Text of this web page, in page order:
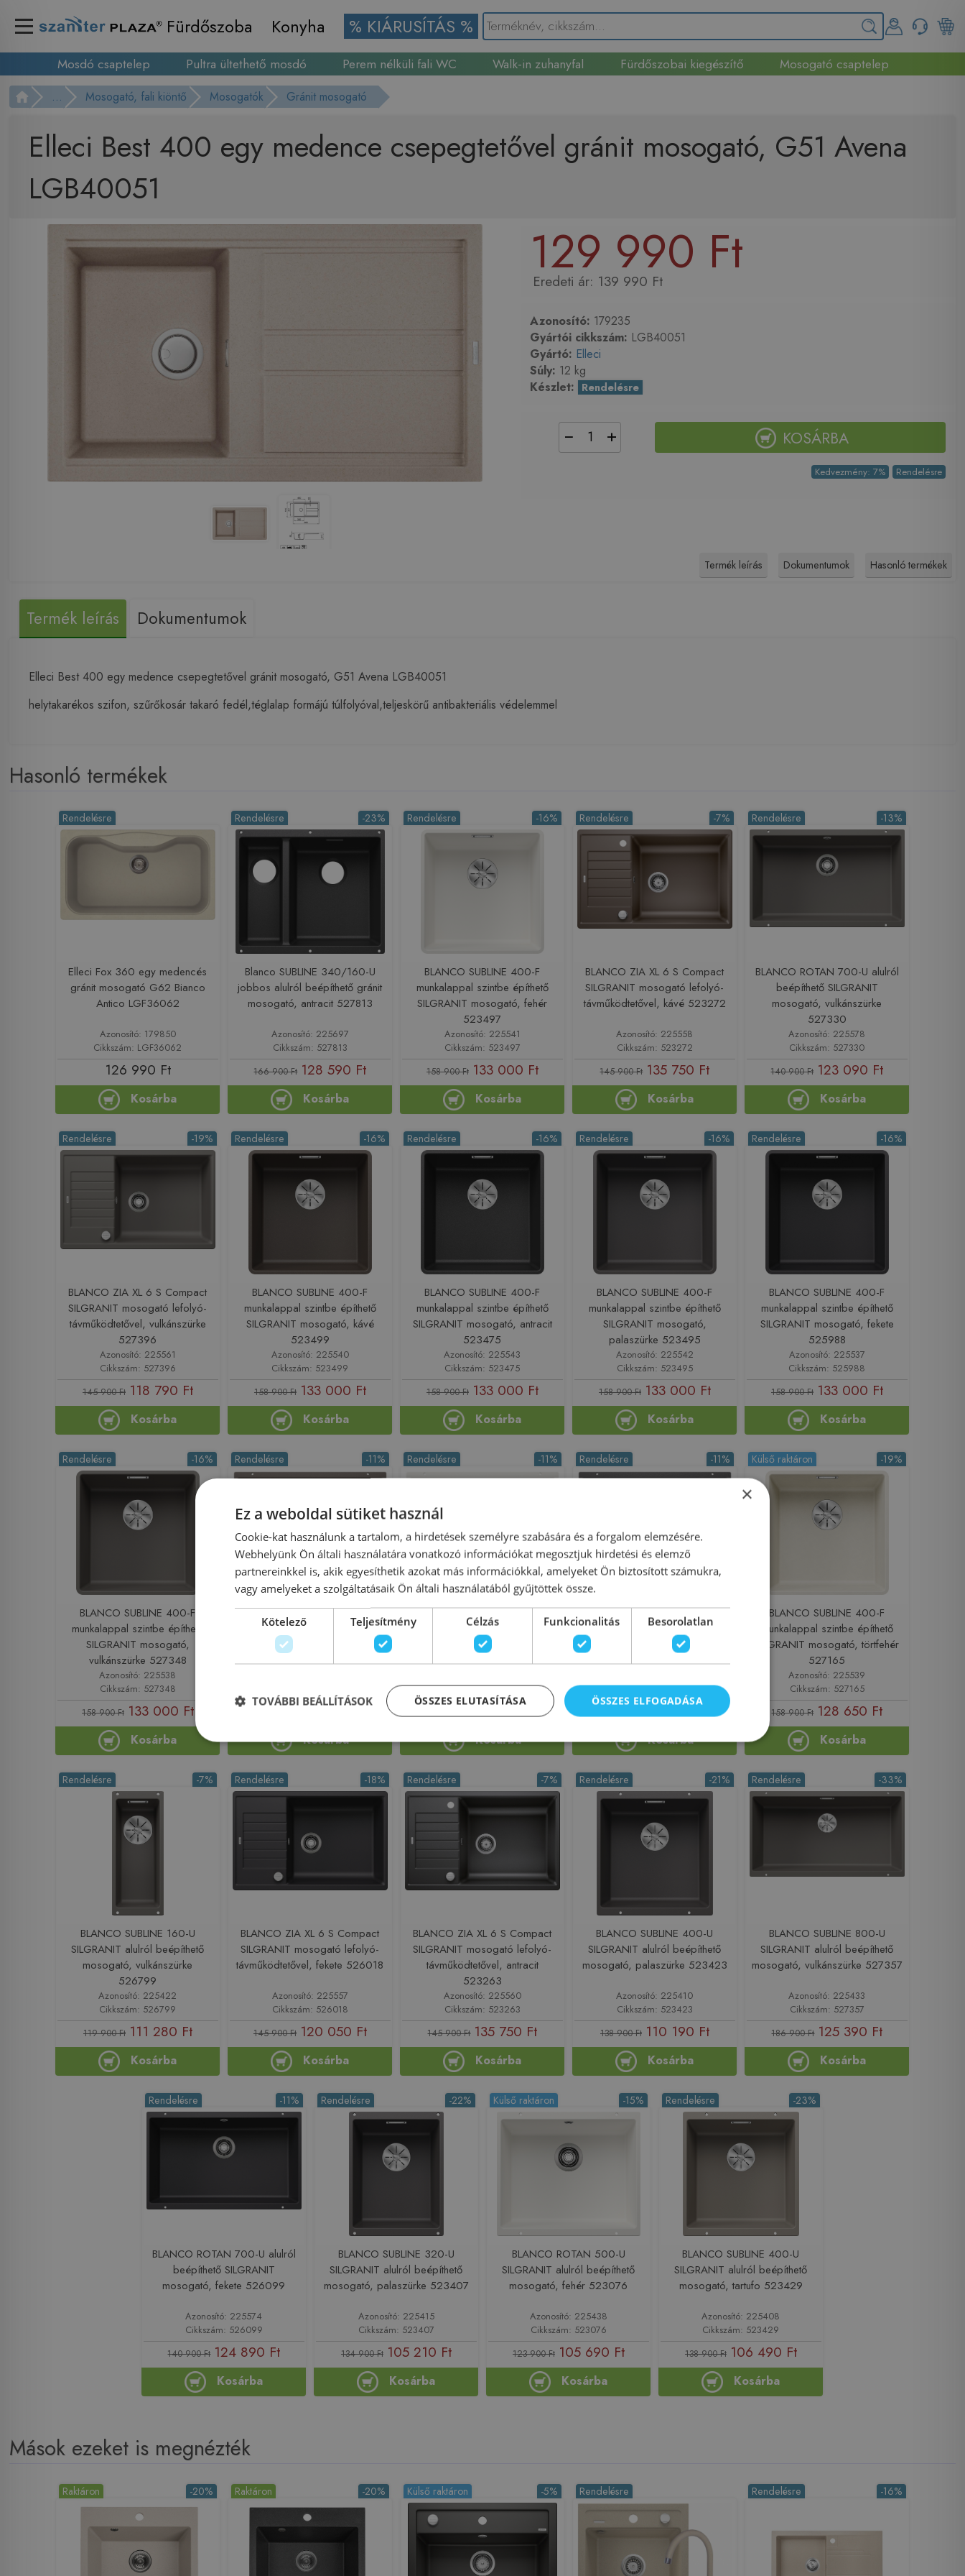
Fürdőszoba Konyha % KIÁRUSÍTÁS %
Mosdó csaptelep Pultra ültethető mosdó Perem nélküli fali WC Walk-in zuhanyfal Fürdőszobai kiegészítő
Mosogató csaptelep
... Mosogató, fali kiöntő Mosogatók Gránit mosogató
Elleci Best 400 egy medence csepegtetővel gránit mosogató, G51 Avena
LGB40051
129 990 Ft
139 990 Ft
Azonosító: 179235
Gyártói cikkszám: LGB40051
Gyártó: Elleci
Súly: 12 kg
Készlet: Rendelésre
KOSÁRBA
− +
Kedvezmény: 7% Rendelésre
Termék leírás Dokumentumok Hasonló termékek
Termék leírás Dokumentumok
Elleci Best 400 egy medence csepegtetővel gránit mosogató, G51 Avena LGB40051
helytakarékos szifon, szűrőkosár takaró fedél,téglalap formájú túlfolyóval,teljeskörű antibakteriális védelemmel
Hasonló termékek
Rendelésre
Elleci Fox 360 egy medencés
gránit mosogató G62 Bianco
Antico LGF36062
Azonosító: 179850
Cikkszám: LGF36062
126 990 Ft
Kosárba
-23%
Rendelésre
Blanco SUBLINE 340/160-U
jobbos alulról beépíthető gránit
mosogató, antracit 527813
Azonosító: 225697
Cikkszám: 527813
166 900 Ft 128 590 Ft
Kosárba
-16%
Rendelésre
BLANCO SUBLINE 400-F
munkalappal szintbe építhető
SILGRANIT mosogató, fehér
523497
Azonosító: 225541
Cikkszám: 523497
158 900 Ft 133 000 Ft
Kosárba
-7%
Rendelésre
BLANCO ZIA XL 6 S Compact
SILGRANIT mosogató lefolyó-
távműködtetővel, kávé 523272
Azonosító: 225558
Cikkszám: 523272
145 900 Ft 135 750 Ft
Kosárba
-13%
Rendelésre
BLANCO ROTAN 700-U alulról
beépíthető SILGRANIT
mosogató, vulkánszürke
527330
Azonosító: 225578
Cikkszám: 527330
140 900 Ft 123 090 Ft
Kosárba
-19%
Rendelésre
BLANCO ZIA XL 6 S Compact
SILGRANIT mosogató lefolyó-
távműködtetővel, vulkánszürke
527396
Azonosító: 225561
Cikkszám: 527396
145 900 Ft 118 790 Ft
Kosárba
-16%
Rendelésre
BLANCO SUBLINE 400-F
munkalappal szintbe építhető
SILGRANIT mosogató, kávé
523499
Azonosító: 225540
Cikkszám: 523499
158 900 Ft 133 000 Ft
Kosárba
-16%
Rendelésre
BLANCO SUBLINE 400-F
munkalappal szintbe építhető
SILGRANIT mosogató, antracit
523475
Azonosító: 225543
Cikkszám: 523475
158 900 Ft 133 000 Ft
Kosárba
-16%
Rendelésre
BLANCO SUBLINE 400-F
munkalappal szintbe építhető
SILGRANIT mosogató,
palaszürke 523495
Azonosító: 225542
Cikkszám: 523495
158 900 Ft 133 000 Ft
Kosárba
-16%
Rendelésre
BLANCO SUBLINE 400-F
munkalappal szintbe építhető
SILGRANIT mosogató, fekete
525988
Azonosító: 225537
Cikkszám: 525988
158 900 Ft 133 000 Ft
Kosárba
-16%
Rendelésre
BLANCO SUBLINE 400-F
munkalappal szintbe építhető
SILGRANIT mosogató,
vulkánszürke 527348
Azonosító: 225538
Cikkszám: 527348
158 900 Ft 133 000 Ft
Kosárba
-11%
Rendelésre
BLANCO ROTAN 700-U alulról
beépíthető SILGRANIT
mosogató, kávé 521349
124 890 Ft
Kosárba
-11%
Rendelésre
BLANCO ROTAN 700-U alulról
beépíthető SILGRANIT
mosogató, fehér 521346
Cikkszám: 521346
140 900 Ft 124 890 Ft
Kosárba
-11%
Rendelésre
BLANCO ROTAN 700-U alulról
beépíthető SILGRANIT
mosogató, antracit 521344
Cikkszám: 521344
124 890 Ft
Kosárba
-19%
Külső raktáron
BLANCO SUBLINE 400-F
munkalappal szintbe építhető
SILGRANIT mosogató, törtfehér
527165
Azonosító: 225539
Cikkszám: 527165
158 900 Ft 128 650 Ft
Kosárba
-7%
Rendelésre
BLANCO SUBLINE 160-U
SILGRANIT alulról beépíthető
mosogató, vulkánszürke
526799
Azonosító: 225422
Cikkszám: 526799
119 900 Ft 111 280 Ft
Kosárba
-18%
Rendelésre
BLANCO ZIA XL 6 S Compact
SILGRANIT mosogató lefolyó-
távműködtetővel, fekete 526018
Azonosító: 225557
Cikkszám: 526018
145 900 Ft 120 050 Ft
Kosárba
-7%
Rendelésre
BLANCO ZIA XL 6 S Compact
SILGRANIT mosogató lefolyó-
távműködtetővel, antracit
523263
Azonosító: 225560
Cikkszám: 523263
145 900 Ft 135 750 Ft
Kosárba
-21%
Rendelésre
BLANCO SUBLINE 400-U
SILGRANIT alulról beépíthető
mosogató, palaszürke 523423
Azonosító: 225410
Cikkszám: 523423
138 900 Ft 110 190 Ft
Kosárba
-33%
Rendelésre
BLANCO SUBLINE 800-U
SILGRANIT alulról beépíthető
mosogató, vulkánszürke 527357
Azonosító: 225433
Cikkszám: 527357
186 900 Ft 125 390 Ft
Kosárba
-11%
Rendelésre
BLANCO ROTAN 700-U alulról
beépíthető SILGRANIT
mosogató, fekete 526099
Azonosító: 225574
Cikkszám: 526099
140 900 Ft 124 890 Ft
Kosárba
-22%
Rendelésre
BLANCO SUBLINE 320-U
SILGRANIT alulról beépíthető
mosogató, palaszürke 523407
Azonosító: 225415
Cikkszám: 523407
134 900 Ft 105 210 Ft
Kosárba
-15%
Külső raktáron
BLANCO ROTAN 500-U
SILGRANIT alulról beépíthető
mosogató, fehér 523076
Azonosító: 225438
Cikkszám: 523076
123 900 Ft 105 690 Ft
Kosárba
-23%
Rendelésre
BLANCO SUBLINE 400-U
SILGRANIT alulról beépíthető
mosogató, tartufo 523429
Azonosító: 225408
Cikkszám: 523429
138 900 Ft 106 490 Ft
Kosárba
Mások ezeket is megnézték
-20%
Raktáron -20%
Raktáron -5%
Külső raktáron Rendelésre -16%
Rendelésre
×
Ez a weboldal sütiket használ
Cookie-kat használunk a tartalom, a hirdetések személyre szabására és a forgalom elemzésére.
Webhelyünk Ön általi használatára vonatkozó információkat megosztjuk hirdetési és elemző
partnereinkkel is, akik egyesíthetik azokat más információkkal, amelyeket Ön biztosított számukra,
vagy amelyeket a szolgáltatásaik Ön általi használatából gyűjtöttek össze.
Kötelező Teljesítmény Célzás Funkcionalitás Besorolatlan
ÖSSZES ELFOGADÁSA
ÖSSZES ELUTASÍTÁSA
TOVÁBBI BEÁLLÍTÁSOK